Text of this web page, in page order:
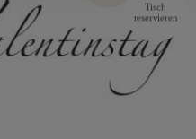
Tisch
reservieren